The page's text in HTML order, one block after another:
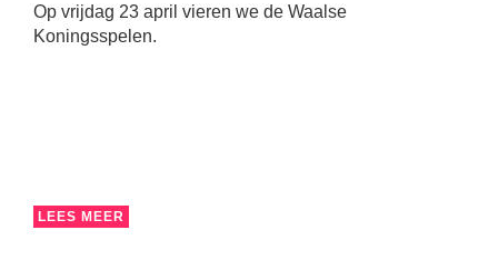
Op vrijdag 23 april vieren we de Waalse
Koningsspelen.
LEES MEER